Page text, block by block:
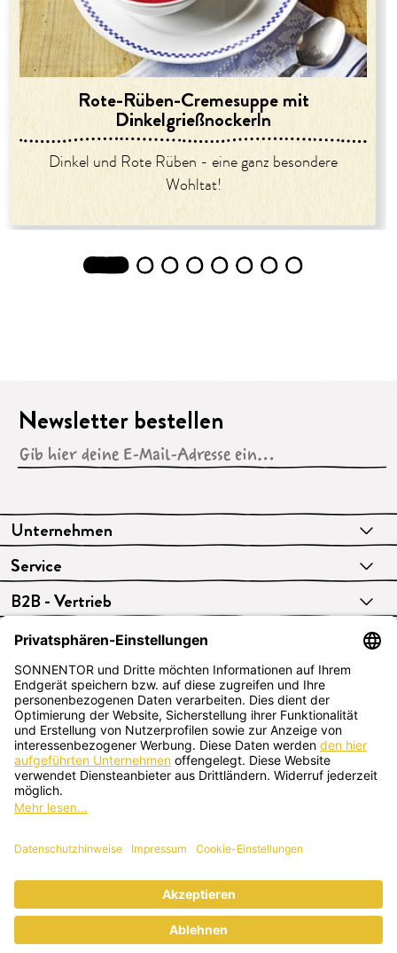
Rote-Rüben-Cremesuppe mit
Dinkelgrießnockerln
Dinkel und Rote Rüben - eine ganz besondere
Wohltat!
2 3 4 5 6 7 8
Unternehmen
Service
B2B - Vertrieb
Newsletter bestellen
Deutsch
SONNENTOR Kräuterhandels GMBH
Sprögnitz 10, 3913 Sprögnitz, Österreich
deine Fragen